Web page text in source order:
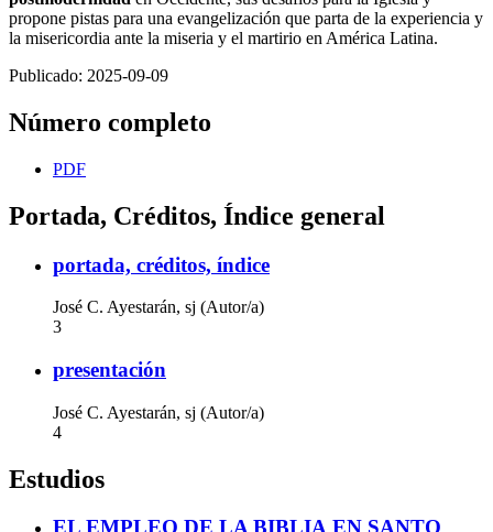
propone pistas para una evangelización que parta de la experiencia y
la misericordia ante la miseria y el martirio en América Latina.
Publicado: 2025-09-09
Número completo
PDF
Portada, Créditos, Índice general
portada, créditos, índice
José C. Ayestarán, sj (Autor/a)
3
presentación
José C. Ayestarán, sj (Autor/a)
4
Estudios